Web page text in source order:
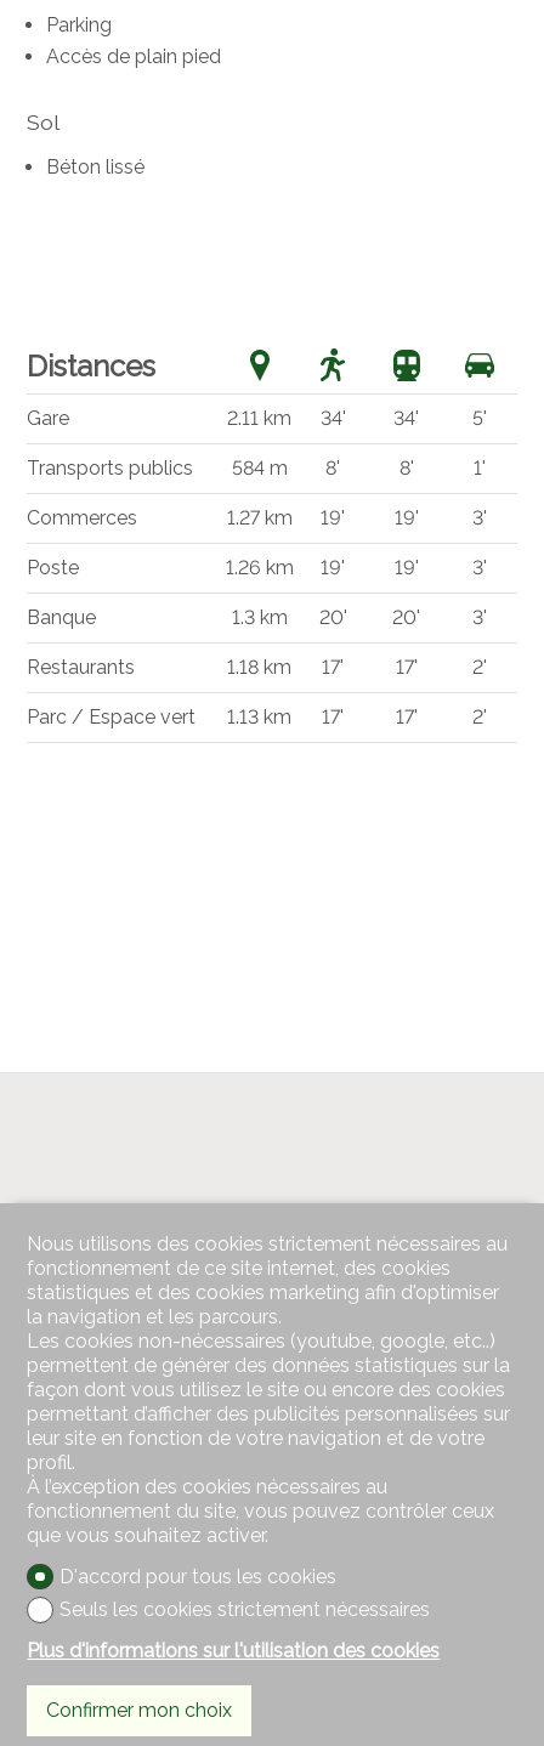
Parking
Accès de plain pied
Sol
Béton lissé
Distances
Gare 2.11 km 34' 34' 5'
Transports publics 584 m 8' 8' 1'
Commerces 1.27 km 19' 19' 3'
Poste 1.26 km 19' 19' 3'
Banque 1.3 km 20' 20' 3'
Restaurants 1.18 km 17' 17' 2'
Parc / Espace vert 1.13 km 17' 17' 2'
Nous utilisons des cookies strictement nécessaires au
fonctionnement de ce site internet, des cookies
statistiques et des cookies marketing afin d'optimiser
la navigation et les parcours.
Les cookies non-nécessaires (youtube, google, etc..)
permettent de générer des données statistiques sur la
façon dont vous utilisez le site ou encore des cookies
permettant d’afficher des publicités personnalisées sur
leur site en fonction de votre navigation et de votre
profil.
À l’exception des cookies nécessaires au
fonctionnement du site, vous pouvez contrôler ceux
que vous souhaitez activer.
D'accord pour tous les cookies
Seuls les cookies strictement nécessaires
Plus d'informations sur l'utilisation des cookies
Confirmer mon choix